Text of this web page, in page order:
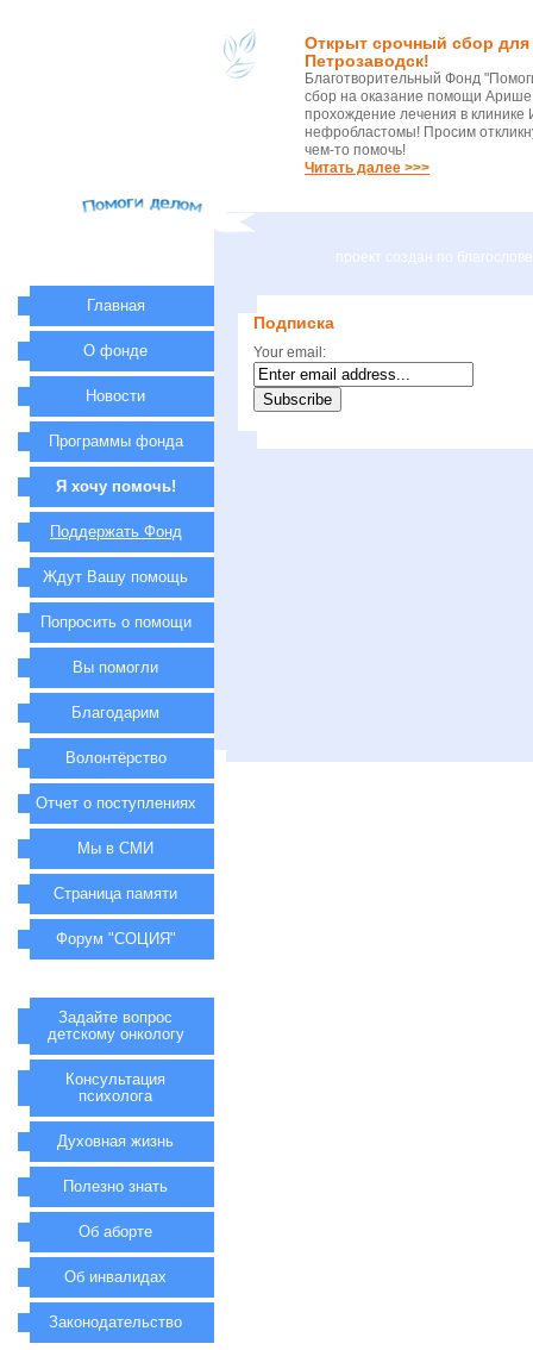
Открыт срочный сбор
Петрозаводск!
Благотворительный Фонд
сбор на оказание помощи Арише
прохождение лечения в клинике
нефробластомы! Просим
чем-то помочь!
Читать далее >>>
проект создан по
Подписка
Your email:
Главная
О фонде
Новости
Программы фонда
Я хочу помочь!
Поддержать Фонд
Ждут Вашу помощь
Попросить о помощи
Вы помогли
Благодарим
Волонтёрство
Отчет о поступлениях
Мы в СМИ
Страница памяти
Форум "СОЦИЯ"
Задайте вопрос
детскому онкологу
Консультация
психолога
Духовная жизнь
Полезно знать
Об аборте
Об инвалидах
Законодательство